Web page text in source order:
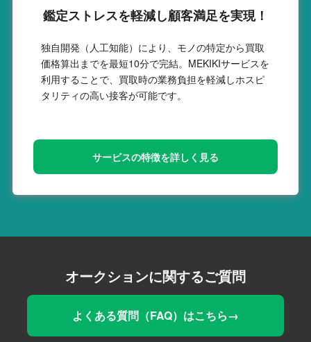
鑑定ストレスを軽減し顧客満足を実現！
独自開発（人工知能）により、モノの特定から買取
価格算出までを最短10分で完結。MEKIKIサービスを
利用することで、買取時の業務負担を軽減しホスピ
タリティの高い接客が可能です。
サービスの特徴を詳しく見る
オークションに関するご質問
よくある質問（FAQ）はこちら→